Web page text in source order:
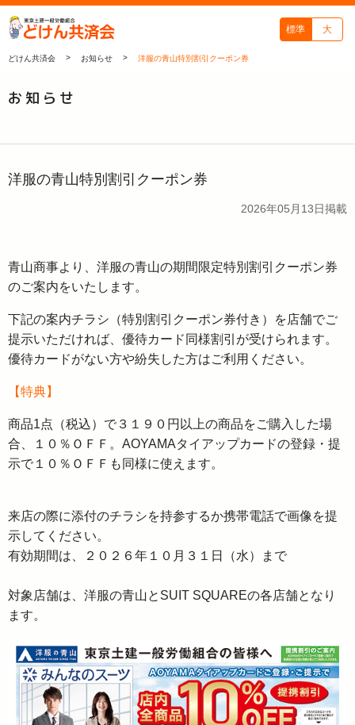
標準 大
どけん共済会 > お知らせ > 洋服の青山特別割引クーポン券
お知らせ
洋服の青山特別割引クーポン券
2026年05月13日掲載
青山商事より、洋服の青山の期間限定特別割引クーポン券
のご案内をいたします。
下記の案内チラシ（特別割引クーポン券付き）を店舗でご
提示いただければ、優待カード同様割引が受けられます。
優待カードがない方や紛失した方はご利用ください。
【特典】
商品1点（税込）で３１９０円以上の商品をご購入した場
合、１０％ＯＦＦ。AOYAMAタイアップカードの登録・提
示で１０％ＯＦＦも同様に使えます。
来店の際に添付のチラシを持参するか携帯電話で画像を提
示してください。
有効期間は、２０２６年１０月３１日（水）まで
対象店舗は、洋服の青山とSUIT SQUAREの各店舗となり
ます。